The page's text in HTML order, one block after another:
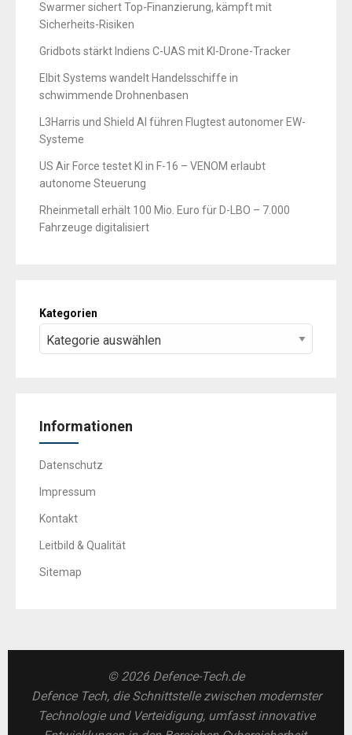
Swarmer sichert Top-Finanzierung, kämpft mit
Sicherheits-Risiken
Gridbots stärkt Indiens C-UAS mit KI-Drone-Tracker
Elbit Systems wandelt Handelsschiffe in
schwimmende Drohnenbasen
L3Harris und Shield AI führen Flugtest autonomer EW-
Systeme
US Air Force testet KI in F-16 – VENOM erlaubt
autonome Steuerung
Rheinmetall erhält 100 Mio. Euro für D-LBO – 7.000
Fahrzeuge digitalisiert
Kategorien
Informationen
Datenschutz
Impressum
Kontakt
Leitbild & Qualität
Sitemap
© 2026 Defence-Tech.de
Defence Tech, die Schnittstelle zwischen modernster
Technologie und Verteidigung, umfasst innovative